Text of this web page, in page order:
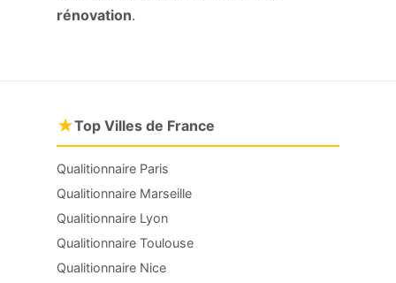
rénovation.
★Top Villes de France
Qualitionnaire Paris
Qualitionnaire Marseille
Qualitionnaire Lyon
Qualitionnaire Toulouse
Qualitionnaire Nice